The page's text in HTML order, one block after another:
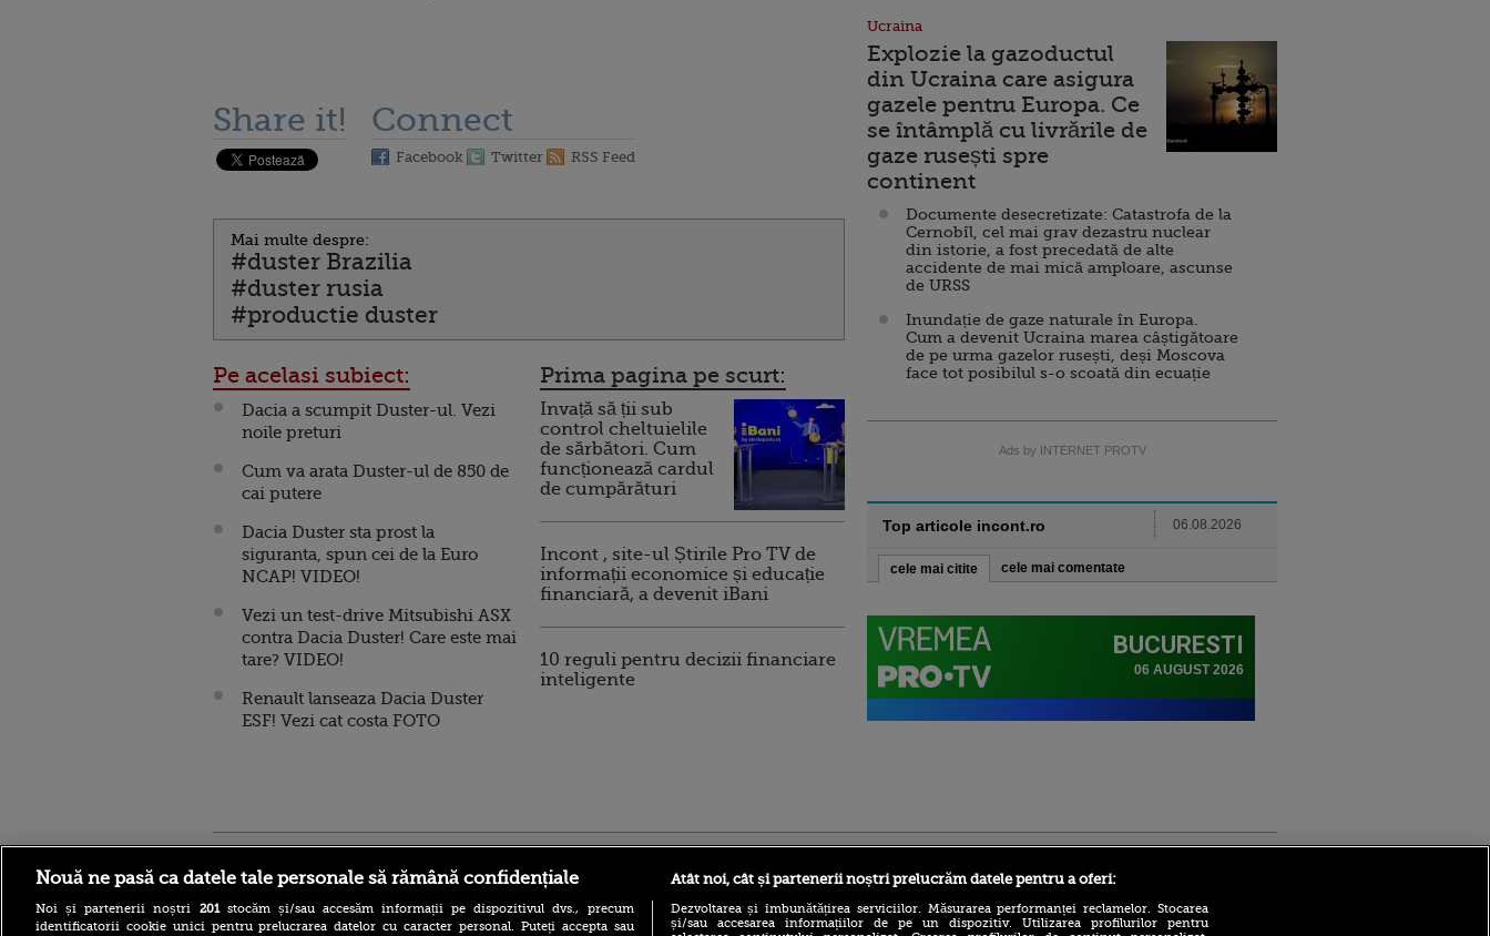
Share it! Connect
Facebook Twitter RSS Feed
Mai multe despre:
#duster Brazilia
#duster rusia
#productie duster
Pe acelasi subiect:
Dacia a scumpit Duster-ul. Vezi
noile preturi
Cum va arata Duster-ul de 850 de
cai putere
Dacia Duster sta prost la
siguranta, spun cei de la Euro
NCAP! VIDEO!
Vezi un test-drive Mitsubishi ASX
contra Dacia Duster! Care este mai
tare? VIDEO!
Renault lanseaza Dacia Duster
ESF! Vezi cat costa FOTO
Prima pagina pe scurt:
Invață să ții sub
control cheltuielile
de sărbători. Cum
funcționează cardul
de cumpărături
Incont , site-ul Știrile Pro TV de
informații economice și educație
financiară, a devenit iBani
10 reguli pentru decizii financiare
inteligente
Ucraina
Explozie la gazoductul
din Ucraina care asigura
gazele pentru Europa. Ce
se întâmplă cu livrările de
gaze rusești spre
continent
Documente desecretizate: Catastrofa de la
Cernobîl, cel mai grav dezastru nuclear
din istorie, a fost precedată de alte
accidente de mai mică amploare, ascunse
de URSS
Inundație de gaze naturale în Europa.
Cum a devenit Ucraina marea câștigătoare
de pe urma gazelor rusești, deși Moscova
face tot posibilul s-o scoată din ecuație
Ads by INTERNET PROTV
Top articole incont.ro 06.08.2026
cele mai citite cele mai comentate
Nouă ne pasă ca datele tale personale să rămână confidențiale
Noi și partenerii noștri 201stocăm și/sau accesăm informații pe dispozitivul dvs., precum
identificatorii cookie unici pentru prelucrarea datelor cu caracter personal. Puteți accepta sau
Atât noi, cât și partenerii noștri prelucrăm datele pentru a oferi:
Dezvoltarea și îmbunătățirea serviciilor. Măsurarea performanței reclamelor. Stocarea
și/sau accesarea informațiilor de pe un dispozitiv. Utilizarea profilurilor pentru